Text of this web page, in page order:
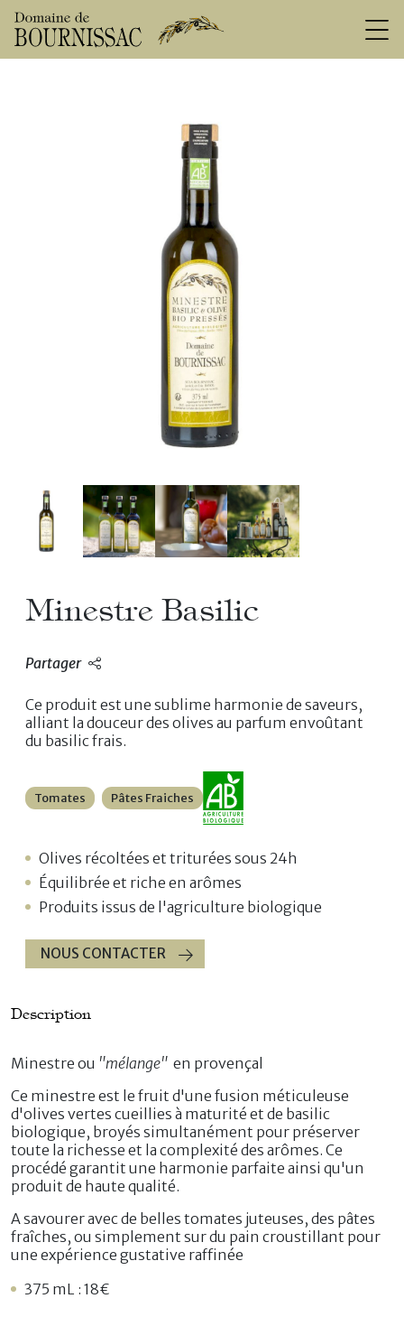
Minestre Basilic
Partager
Ce produit est une sublime harmonie de saveurs,
alliant la douceur des olives au parfum envoûtant
du basilic frais.
Tomates Pâtes Fraiches
Olives récoltées et triturées sous 24h
Équilibrée et riche en arômes
Produits issus de l'agriculture biologique
NOUS CONTACTER
Description
Minestre ou "mélange" en provençal
Ce minestre est le fruit d'une fusion méticuleuse
d'olives vertes cueillies à maturité et de basilic
biologique, broyés simultanément pour préserver
toute la richesse et la complexité des arômes. Ce
procédé garantit une harmonie parfaite ainsi qu'un
produit de haute qualité.
A savourer avec de belles tomates juteuses, des pâtes
fraîches, ou simplement sur du pain croustillant pour
une expérience gustative raffinée
375 mL : 18€